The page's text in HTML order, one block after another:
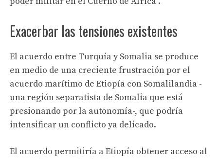
Exacerbar las tensiones existentes
El acuerdo entre Turquía y Somalia se produce
en medio de una creciente frustración por el
acuerdo marítimo de Etiopía con Somalilandia -
una región separatista de Somalia que está
presionando por la autonomía-, que podría
intensificar un conflicto ya delicado.
El acuerdo permitiría a Etiopía obtener acceso al